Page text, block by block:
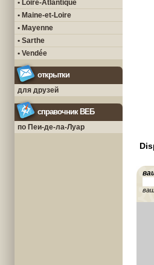
• Loire-Atlantique
• Maine-et-Loire
• Mayenne
• Sarthe
• Vendée
открытки
для друзей
справочник ВЕБ
по Пеи-де-ла-Луар